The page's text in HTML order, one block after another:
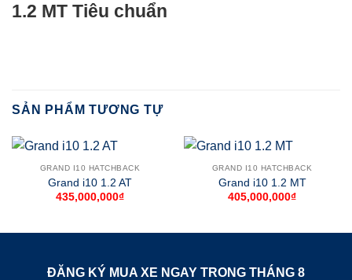
1.2 MT Tiêu chuẩn
SẢN PHẨM TƯƠNG TỰ
GRAND I10 HATCHBACK
Grand i10 1.2 AT
435,000,000₫
GRAND I10 HATCHBACK
Grand i10 1.2 MT
405,000,000₫
ĐĂNG KÝ MUA XE NGAY TRONG THÁNG 8